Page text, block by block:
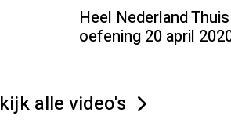
Heel Nederland
oefening 20 april
alle video's